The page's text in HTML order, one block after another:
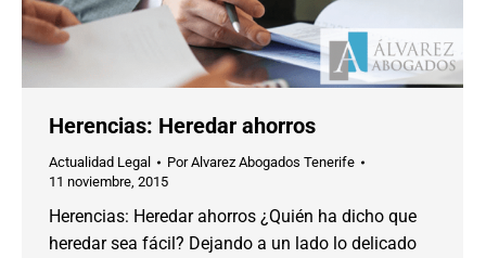
Herencias: Heredar ahorros
Actualidad Legal PorAlvarez Abogados Tenerife
11 noviembre, 2015
Herencias: Heredar ahorros ¿Quién ha dicho que
heredar sea fácil? Dejando a un lado lo delicado